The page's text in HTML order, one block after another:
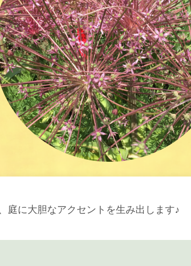
庭に大胆なアクセントを生み出します♪